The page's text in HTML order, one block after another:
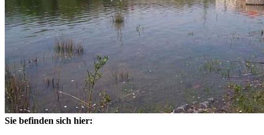
Sie befinden sich hier: